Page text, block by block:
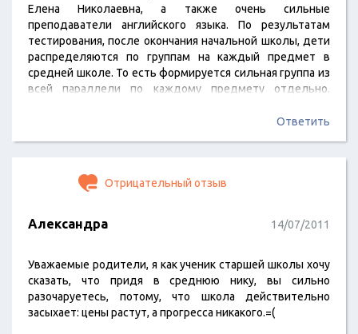
Елена Николаевна, а также очень сильные
преподаватели английского языка. По результатам
тестирования, после окончания начальной школы, дети
распределяются по группам на каждый предмет в
средней школе. То есть формируется сильная группа из
всей параллели по каждому предмету отдельно.
Также комиссия Британского совета принимает
Ответить
Отрицательный отзыв
Александра 14/07/2011
Уважаемые родители, я как ученик старшей школы хочу
сказать, что придя в среднюю нику, вы сильно
разочаруетесь, потому, что школа действительно
засыхает: цены растут, а прогресса никакого.=(